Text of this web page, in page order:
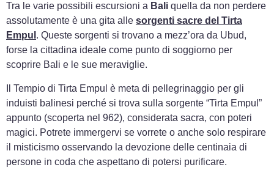
Tra le varie possibili escursioni a Bali quella da non perdere
assolutamente è una gita alle sorgenti sacre del Tirta
Empul . Queste sorgenti si trovano a mezz’ora da Ubud,
forse la cittadina ideale come punto di soggiorno per
scoprire Bali e le sue meraviglie.
Il Tempio di Tirta Empul è meta di pellegrinaggio per gli
induisti balinesi perché si trova sulla sorgente “Tirta Empul”
appunto (scoperta nel 962), considerata sacra, con poteri
magici. Potrete immergervi se vorrete o anche solo respirare
il misticismo osservando la devozione delle centinaia di
persone in coda che aspettano di potersi purificare.